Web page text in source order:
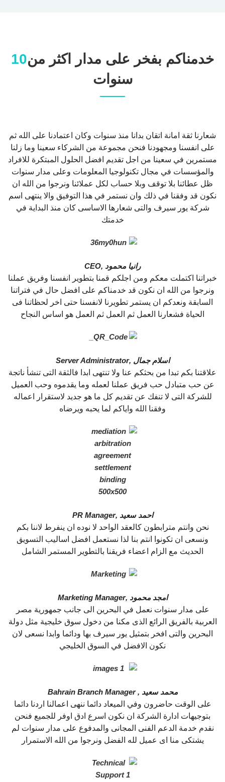
خدمناكم بفخر على مدار اكثر من10
سنوات
شعارنا ثقة امانة اتقان بدانا منذ سنوات وكان اعتمادنا على الله ثم
على انفسنا ومجهودنا فنحن مجموعة من الشركاء سعينا وما زلنا
مستمرين في سعينا من اجل تقديم افضل الحلول المبتكرة للافراد
والمؤسسات في مجال تكنولوجيا المعلومات وعلى مدار سنوات
ظل عطائنا بلا توقف وبلا حساب لكل عملائنا ونرجوا من الله ان
نكون قد وفقنا في ذلك وان نستمر في هذا التوفيق والا ينتهى اسم
شركة يور سيرف والتى شعارها الاساسى كان منذ البداية في
خدمتك
رانيا محمود ,CEO
خبراتنا اكتملت معكم ومن اجلكم قمنا بتطوير انفسنا وفريق عملنا
ونرجوا من الله ان نكون قد خدمناكم على افضل حال في فتراتنا
السابقة ونعدكم ان يستمر تطويرنا لانفسنا حتى اخر لحظاتنا فى
الحياة فشعارنا العمل ثم العمل ثم العمل هو اساس النجاح
اسلام جمال ,Server Administrator
علاقتنا بكم تبدا من بحثكم عنا ولا تنتهى ابدا فالثقة التى تنشأ ناتجة
عن حب متبادل حب فريق عملنا لعمله وما يقدموه وحب العميل
للشركة التى لا تنفك عن تقديم كل ما هو جديد لاستقرار اعماله
وفقنا الله واياكم لما يحبه ويرضاه
احمد سعيد ,PR Manager
نحن وانتم مترابطون كالعقد الواحد لا نوده ان ينفرط لاننا بكم
ونسعى ان تكونوا انتم بنا لذا نستعمل افضل اساليب التسويق
الحديث مع الزام اعضاء فريقنا بالتطوير المستمر الشامل
امجد محمود ,Marketing Manager
على مدار سنوات نعمل في البحرين الى جانب جمهورية مصر
العربية بالفريق الرائع الذى مكنا من دخول سوق خليجية مثل دولة
البحرين والتى افخر بتمثيل يور سيرف بها ودائما وابدا نسعى لان
نكون الافضل في السوق الخليجي
محمد سعيد ,Bahrain Branch Manager
على الوقت حاضرون وفي الميعاد دائما ننهى اعمالنا اردنا دائما
بتوجيهات ادارة الشركة ان نكون اسرع ادق اوفر للجميع فنحن
نقدم خدمة الدعم الفنى المجانى والمدفوع على مدار سنوات لم
يشتكى منا اى عميل لله الفضل ونرجوا من الله الاستمرار